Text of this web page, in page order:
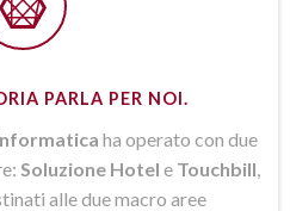
PARLA PER NOI.
ha operato con due
Soluzione Hotel e Touchbill
alle due macro aree